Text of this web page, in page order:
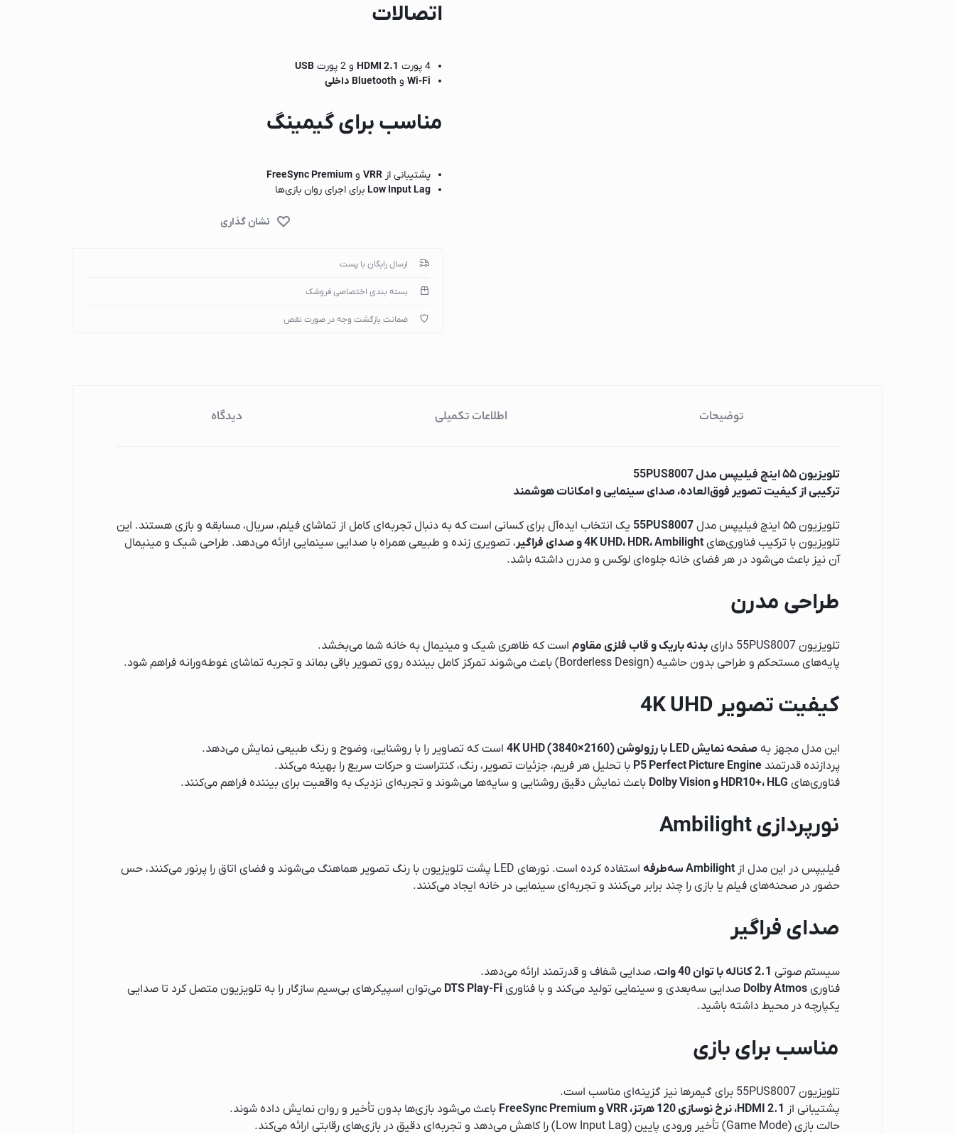
ماشین لباسشویی سامسونگ
ماشین ظرفشویی
ماشین ظرفشویی بوش
ماشین ظرفشویی ال جی
قهوه ساز بوش
جارو برقی
جاروبرقی پارس خزر
جاروبرقی دوو
جاروبرقی اسنوا
جارو برقی پاناسونیک
جارو برقی بوش
جارو برقی آ ا گ
شوفاژ برقی
بخاری برقی
اسپرسو ساز
اسپرسوساز میگل
اسپرسو ساز گوسونیک
اسپرسو ساز نوا
اتصالات
4 پورت HDMI 2.1 و 2 پورت
USB
Wi-Fi و Bluetooth داخلی
مناسب برای گیمینگ
پشتیبانی ازVRR وFreeSync Premium
Low Input Lag برای اجرای روان بازی‌ها
ارسال رایگان با پست
بسته بندی اختصاصی فروشک
ضمانت بازگشت وجه در صورت نقص
توضیحات اطلاعات تکمیلی دیدگاه
تلویزیون ۵۵ اینچ فیلیپس مدل 55PUS8007
ترکیبی از کیفیت تصویر فوق‌العاده، صدای سینمایی و امکانات هوشمند
تلویزیون ۵۵ اینچ فیلیپس مدل 55PUS8007 یک انتخاب ایده‌آل برای کسانی است که به دنبال تجربه‌ای کامل از تماشای فیلم، سریال، مسابقه و بازی هستند. این
تلویزیون با ترکیب فناوری‌های 4K UHD، HDR، Ambilight و صدای فراگیر
، تصویری زنده و طبیعی همراه با صدایی سینمایی ارائه می‌دهد. طراحی شیک و مینیمال
آن نیز باعث می‌شود در هر فضای خانه جلوه‌ای لوکس و مدرن داشته باشد.
طراحی مدرن
تلویزیون 55PUS8007 دارای بدنه باریک و قاب فلزی مقاوم است که ظاهری شیک و مینیمال به خانه شما می‌بخشد.
پایه‌های مستحکم و طراحی بدون حاشیه (Borderless Design) باعث می‌شوند تمرکز کامل بیننده روی تصویر باقی بماند و تجربه تماشای غوطه‌ورانه فراهم شود.
کیفیت تصویر 4K UHD
این مدل مجهز به صفحه نمایش LED با رزولوشن 4K UHD (3840×2160)
است که تصاویر را با روشنایی، وضوح و رنگ طبیعی نمایش می‌دهد.
پردازنده قدرتمند P5 Perfect Picture Engine با تحلیل هر فریم، جزئیات تصویر، رنگ، کنتراست و حرکات سریع را بهینه می‌کند.
فناوری‌های HDR10+، HLG و Dolby Vision باعث نمایش دقیق روشنایی و سایه‌ها می‌شوند و تجربه‌ای نزدیک به واقعیت برای بیننده فراهم می‌کنند.
نورپردازی Ambilight
فیلیپس در این مدل از Ambilight سه‌طرفه
استفاده کرده است. نورهای LED پشت تلویزیون با رنگ تصویر هماهنگ می‌شوند و فضای اتاق را پرنور می‌کنند، حس
حضور در صحنه‌های فیلم یا بازی را چند برابر می‌کنند و تجربه‌ای سینمایی در خانه ایجاد می‌کنند.
صدای فراگیر
سیستم صوتی 2.1 کاناله با توان 40 وات
، صدایی شفاف و قدرتمند ارائه می‌دهد.
فناوری Dolby Atmos صدایی سه‌بعدی و سینمایی تولید می‌کند و با فناوری DTS Play-Fi می‌توان اسپیکرهای بی‌سیم سازگار را به تلویزیون متصل کرد تا صدایی
یکپارچه در محیط داشته باشید.
مناسب برای بازی
تلویزیون 55PUS8007 برای گیمرها نیز گزینه‌ای مناسب است.
پشتیبانی از HDMI 2.1، نرخ نوسازی 120 هرتز، VRR و FreeSync Premium
باعث می‌شود بازی‌ها بدون تأخیر و روان نمایش داده شوند.
حالت بازی (Game Mode) تأخیر ورودی پایین (Low Input Lag) را کاهش می‌دهد و تجربه‌ای دقیق در بازی‌های رقابتی ارائه می‌کند.